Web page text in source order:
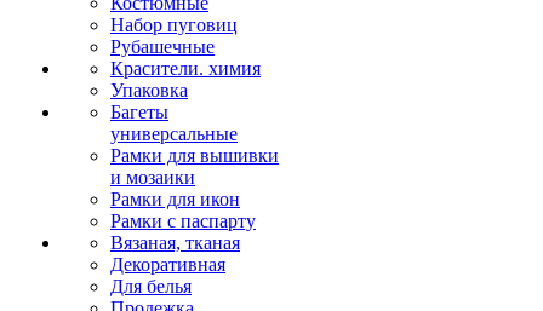
Набор пуговиц
Рубашечные
Красители. химия
Упаковка
Багеты
универсальные
Рамки для вышивки
и мозаики
Рамки для икон
Рамки с паспарту
Вязаная, тканая
Декоративная
Для белья